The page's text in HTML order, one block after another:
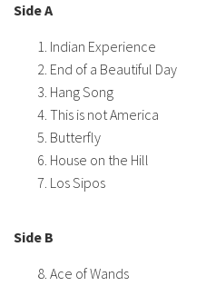
Side A
Indian Experience
End of a Beautiful Day
Hang Song
This is not America
Butterfly
House on the Hill
Los Sipos
Side B
Ace of Wands